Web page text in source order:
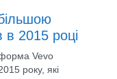
в 2015 році
Vevo
року, які